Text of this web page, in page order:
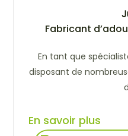
Fabricant
En tant que
disposant de
En savoir plus